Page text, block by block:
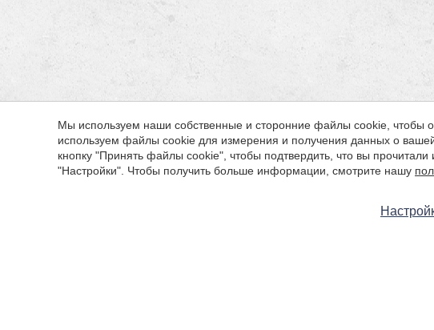
Мы используем наши собственные и сторонние файлы cookie, чтобы
используем файлы cookie для измерения и получения данных о
кнопку "Принять файлы cookie", чтобы подтвердить, что вы
"Настройки". Чтобы получить больше информации, смотрите нашу